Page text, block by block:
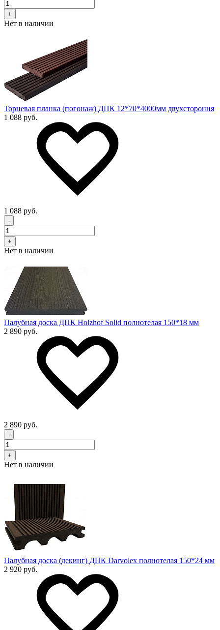
+
Нет в наличии
Торцевая планка (погонаж) ДПК 12*70*4000мм двухстороння
1 088 руб.
1 088 руб.
-
+
Нет в наличии
Палубная доска ДПК Holzhof Solid полнотелая 150*18 мм
2 890 руб.
2 890 руб.
-
+
Нет в наличии
Палубная доска (декинг) ДПК Darvolex полнотелая 150*24 мм
2 920 руб.